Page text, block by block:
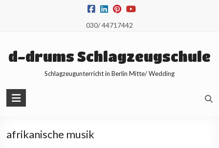
030/ 44717442
d-drums Schlagzeugschule
Schlagzeugunterricht in Berlin Mitte/ Wedding
afrikanische musik